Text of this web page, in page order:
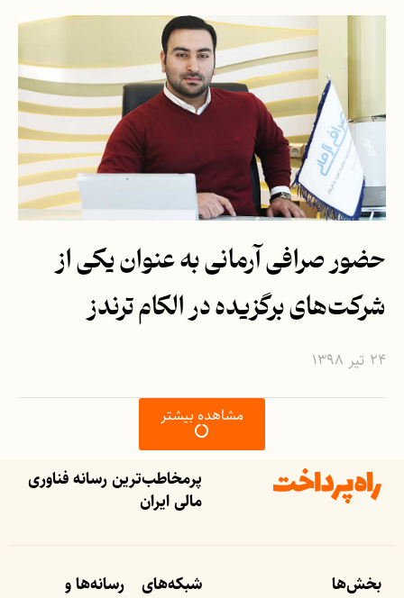
حضور صرافی آرمانی به عنوان یکی از
شرکت‌های برگزیده در الکام ترندز
۲۴ تیر ۱۳۹۸
مشاهده بیشتر
پرمخاطب‌ترین رسانه فناوری
مالی ایران
بخش‌ها
شبکه‌های
رسانه‌ها و